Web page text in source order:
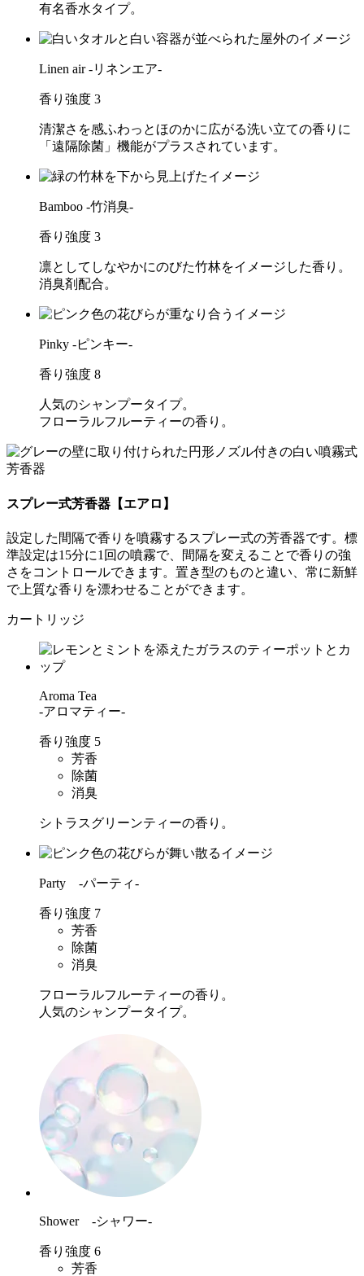
有名香水タイプ。
Linen air -リネンエア-
香り強度 3
清潔さを感ふわっとほのかに広がる洗い立ての香りに
「遠隔除菌」機能がプラスされています。
Bamboo -竹消臭-
香り強度 3
凛としてしなやかにのびた竹林をイメージした香り。
消臭剤配合。
Pinky -ピンキー-
香り強度 8
人気のシャンプータイプ。
フローラルフルーティーの香り。
スプレー式芳香器【エアロ】
設定した間隔で香りを噴霧するスプレー式の芳香器です。標
準設定は15分に1回の噴霧で、間隔を変えることで香りの強
さをコントロールできます。置き型のものと違い、常に新鮮
で上質な香りを漂わせることができます。
カートリッジ
Aroma Tea
-アロマティー-
香り強度 5
芳香
除菌
消臭
シトラスグリーンティーの香り。
Party -パーティ-
香り強度 7
芳香
除菌
消臭
フローラルフルーティーの香り。
人気のシャンプータイプ。
Shower -シャワー-
香り強度 6
芳香